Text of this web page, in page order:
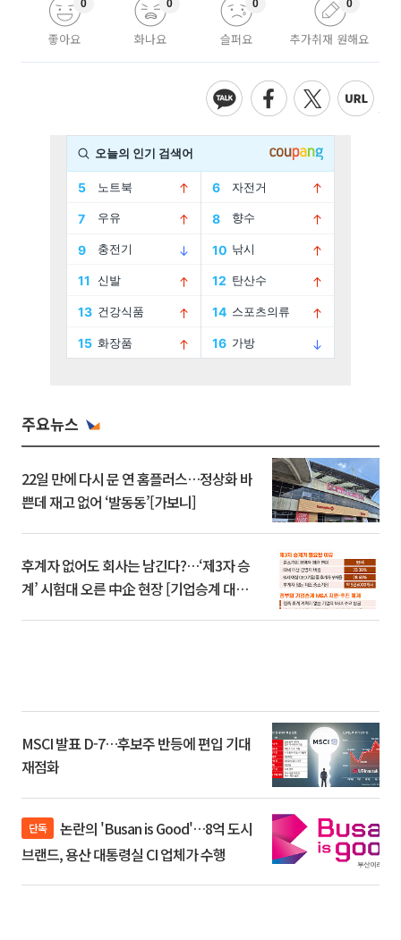
좋아요
0
화나요
0
슬퍼요
0
추가취재 원해요
0
주요뉴스
22일 만에 다시 문 연 홈플러스…정상화 바
쁜데 재고 없어 ‘발동동’[가보니]
후계자 없어도 회사는 남긴다?…‘제3자 승
계’ 시험대 오른 中企 현장 [기업승계 대전
MSCI 발표 D-7…후보주 반등에 편입 기대
재점화
단독
브랜드, 용산 대통령실 CI 업체가 수행